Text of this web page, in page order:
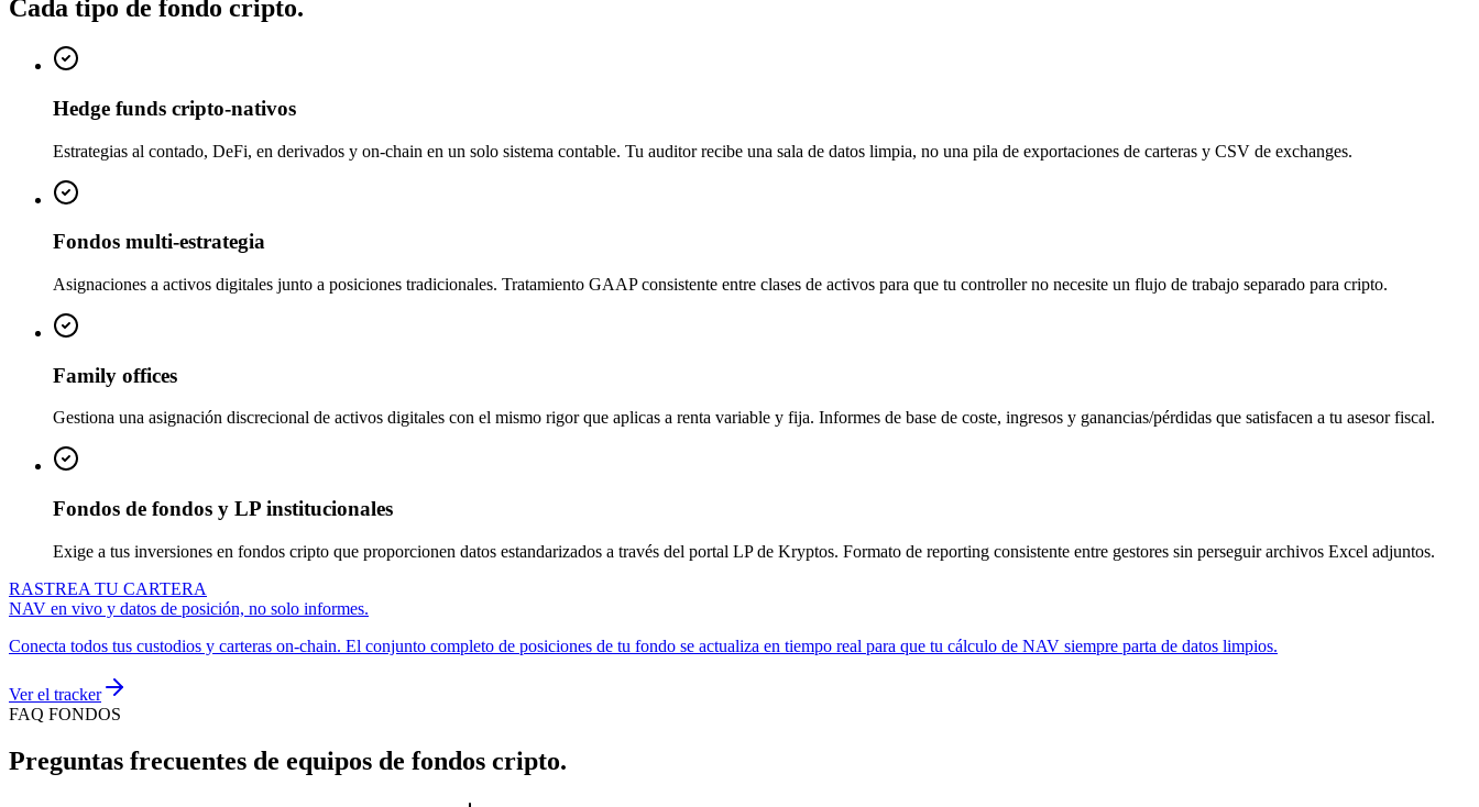
Cada tipo de fondo cripto.
Hedge funds cripto-nativos
Estrategias al contado, DeFi, en derivados y on-chain en un solo sistema contable. Tu auditor recibe una sala de datos limpia, no una pila de exportaciones de carteras y CSV de exchanges.
Fondos multi-estrategia
Asignaciones a activos digitales junto a posiciones tradicionales. Tratamiento GAAP consistente entre clases de activos para que tu controller no necesite un flujo de trabajo separado para cripto.
Family offices
Gestiona una asignación discrecional de activos digitales con el mismo rigor que aplicas a renta variable y fija. Informes de base de coste, ingresos y ganancias/pérdidas que satisfacen a tu asesor fiscal.
Fondos de fondos y LP institucionales
Exige a tus inversiones en fondos cripto que proporcionen datos estandarizados a través del portal LP de Kryptos. Formato de reporting consistente entre gestores sin perseguir archivos Excel adjuntos.
RASTREA TU CARTERA
NAV en vivo y datos de posición, no solo informes.
Conecta todos tus custodios y carteras on-chain. El conjunto completo de posiciones de tu fondo se actualiza en tiempo real para que tu cálculo de NAV siempre parta de datos limpios.
Ver el tracker
FAQ FONDOS
Preguntas frecuentes de equipos de fondos cripto.